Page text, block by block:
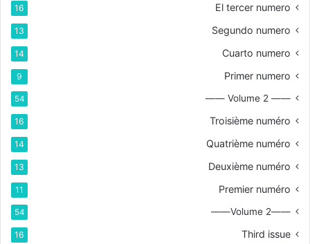
El tercer numero
16
Segundo numero
13
Cuarto numero
14
Primer numero
9
—— Volume 2 ——
54
Troisième numéro
16
Quatrième numéro
14
Deuxième numéro
13
Premier numéro
11
——Volume 2——
54
Third issue
16